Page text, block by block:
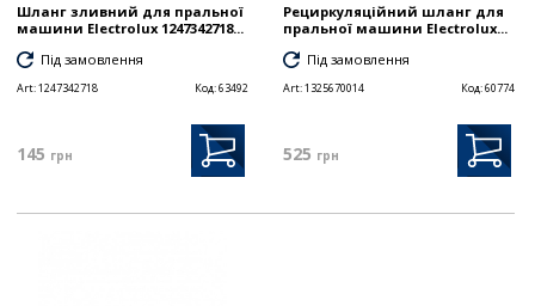
Шланг зливний для пральної
машини Electrolux 1247342718...
Під замовлення
Art:1247342718 Код:63492
145 грн
Рециркуляційний шланг для
пральної машини Electrolux...
Під замовлення
Art:1325670014 Код:60774
525 грн